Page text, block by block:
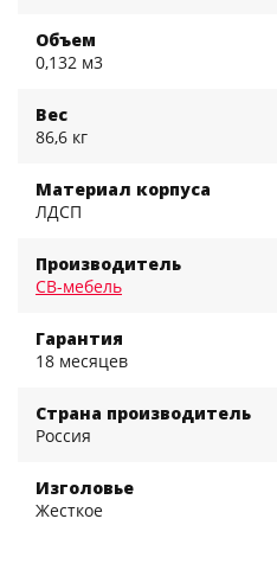
Объем
0,132 м3
Вес
86,6 кг
Материал корпуса
ЛДСП
Производитель
СВ-мебель
Гарантия
18 месяцев
Страна производитель
Россия
Изголовье
Жесткое